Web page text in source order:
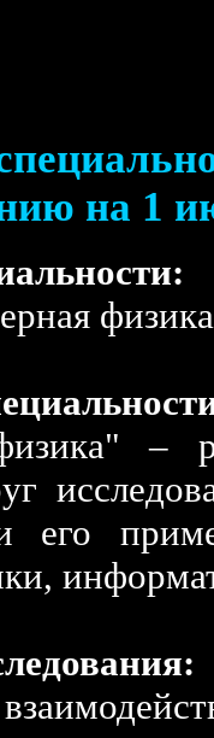
на 1
физика
–
его